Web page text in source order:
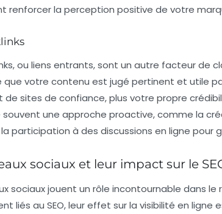
renforcer la perception positive de votre
, ou liens entrants, sont un autre facteur de
que votre contenu est jugé pertinent et utile
de sites de confiance, plus votre propre
une approche proactive, comme la
participation à des discussions en ligne pour
sociaux et leur impact sur le
sociauxjouent un rôle incontournable dans le
liés au SEO, leur effet sur la visibilité en ligne